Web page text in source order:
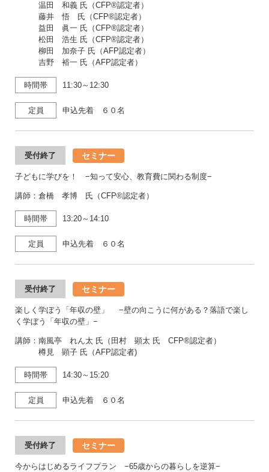
温田 和義 氏（CFP®認定者）
藤井 悟 氏（CFP®認定者）
益田 眞一 氏（CFP®認定者）
松田 浩生 氏（CFP®認定者）
柳田 加奈子 氏（AFP認定者）
吉野 裕一 氏（AFP認定者）
時間帯 11:30～12:30
定員 申込先着 ６０名
受付終了 セミナー
子どもに学びを！ −知って安心、教育費に関わる制度−
講師：倉橋 孝博 氏（CFP®認定者）
時間帯 13:20～14:10
定員 申込先着 ６０名
受付終了 セミナー
楽しく学ぼう「年収の壁」 −壁の向こうに何がある？落語で楽し
く学ぼう「年収の壁」−
講師：南風亭 れん太 氏（田村 顕太 氏 CFP®認定者）
樽見 顕子 氏（AFP認定者)
時間帯 14:30～15:20
定員 申込先着 ６０名
受付終了 セミナー
今からはじめるライフプラン −65歳からの暮らしを逆算−